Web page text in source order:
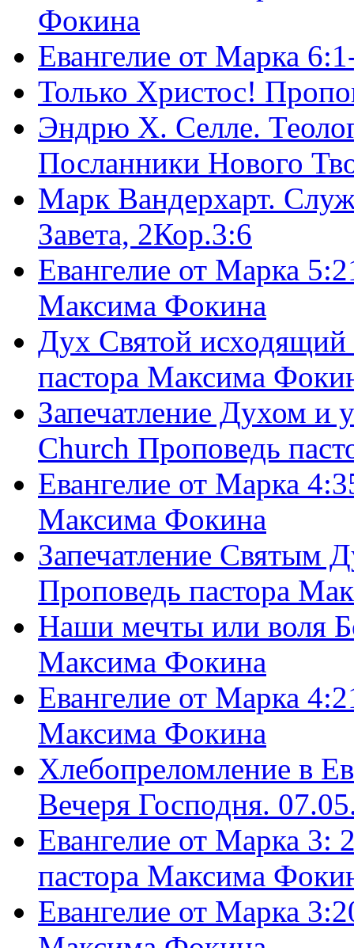
Фокина
Евангелие от Марка
Только Христос!
Эндрю Х. Селле.
Посланники Нового
Марк Вандерхарт.
Завета, 2Кор.3:6
Евангелие от Марка
Максима Фокина
Дух Святой
пастора Максима
Запечатление Духом и
Church Проповедь
Евангелие от Марка
Максима Фокина
Запечатление Святым
Проповедь пастора
Наши мечты или воля
Максима Фокина
Евангелие от Марка
Максима Фокина
Хлебопреломление в
Вечеря Господня.
Евангелие от Марка 3:
пастора Максима
Евангелие от Марка